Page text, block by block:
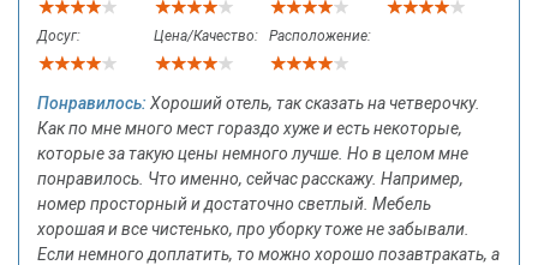
Досуг: Цена/Качество: Расположение:
Понравилось: Хороший отель, так сказать на четверочку.
Как по мне много мест гораздо хуже и есть некоторые,
которые за такую цены немного лучше. Но в целом мне
понравилось. Что именно, сейчас расскажу. Например,
номер просторный и достаточно светлый. Мебель
хорошая и все чистенько, про уборку тоже не забывали.
Если немного доплатить, то можно хорошо позавтракать, а